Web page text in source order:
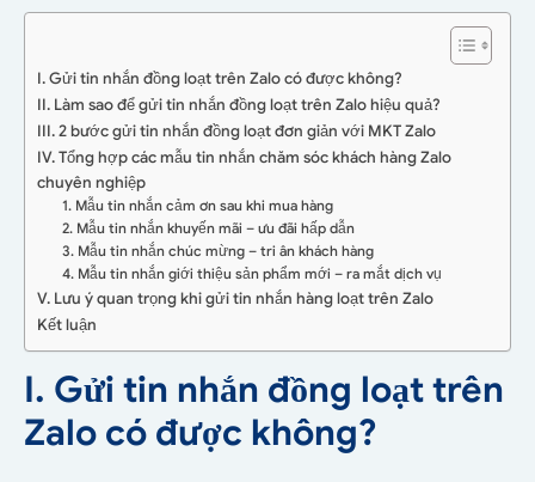
I. Gửi tin nhắn đồng loạt trên Zalo có được không?
II. Làm sao để gửi tin nhắn đồng loạt trên Zalo hiệu quả?
III. 2 bước gửi tin nhắn đồng loạt đơn giản với MKT Zalo
IV. Tổng hợp các mẫu tin nhắn chăm sóc khách hàng Zalo
chuyên nghiệp
1. Mẫu tin nhắn cảm ơn sau khi mua hàng
2. Mẫu tin nhắn khuyến mãi – ưu đãi hấp dẫn
3. Mẫu tin nhắn chúc mừng – tri ân khách hàng
4. Mẫu tin nhắn giới thiệu sản phẩm mới – ra mắt dịch vụ
V. Lưu ý quan trọng khi gửi tin nhắn hàng loạt trên Zalo
Kết luận
I. Gửi tin nhắn đồng loạt trên
Zalo có được không?